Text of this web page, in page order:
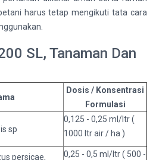
harus tetap mengikuti tata cara
SL, Tanaman Dan
Dosis / Konsentrasi
Formulasi
sp
0,125 - 0,25 ml/ltr (
1000 ltr air / ha )
persicae,
0,25 - 0,5 ml/ltr ( 500 -